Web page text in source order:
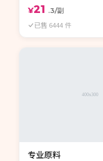
¥21 .3/副
已售 6444 件
专业原料